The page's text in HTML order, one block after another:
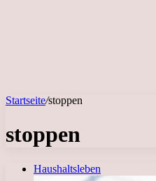
Startseite/stoppen
stoppen
Haushaltsleben